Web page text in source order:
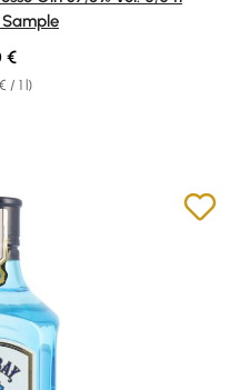
Sample
/ 1 l)
price:
€